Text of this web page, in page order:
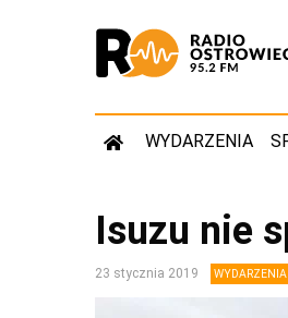
WYDARZENIA
Isuzu nie
23 stycznia 2019 WYDARZENIA